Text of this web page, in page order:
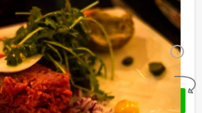
BTW
12 personen i
Geheel vrijblijvend
AANVRAGEN